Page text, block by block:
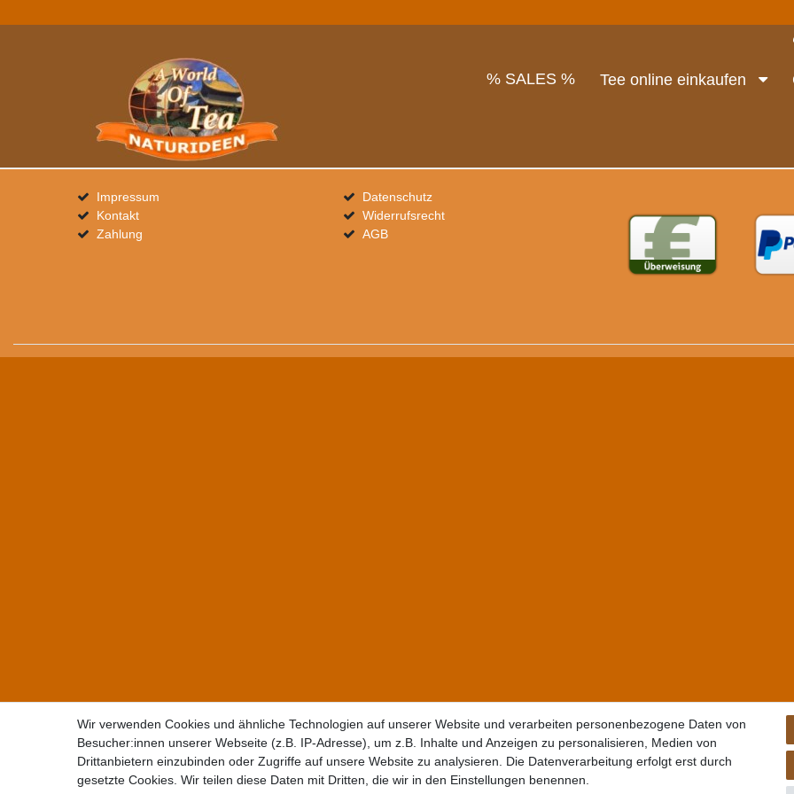
% SALES % Tee online einkaufen
Impressum
Kontakt
Zahlung
Datenschutz
Widerrufsrecht
AGB
Wir verwenden Cookies und ähnliche Technologien auf unserer Website und verarbeiten personenbezogene Daten von
Besucher:innen unserer Webseite (z.B. IP-Adresse), um z.B. Inhalte und Anzeigen zu personalisieren, Medien von
Drittanbietern einzubinden oder Zugriffe auf unsere Website zu analysieren. Die Datenverarbeitung erfolgt erst durch
gesetzte Cookies. Wir teilen diese Daten mit Dritten, die wir in den Einstellungen benennen.